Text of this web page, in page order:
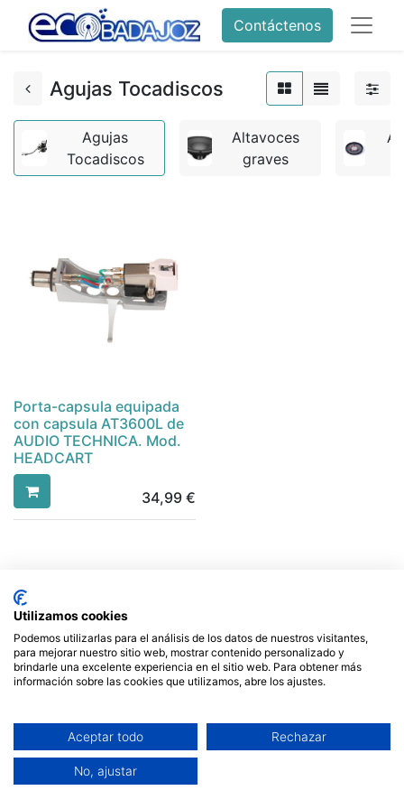
Contáctenos
Agujas Tocadiscos
Agujas
Tocadiscos
Altavoces
graves
Porta-capsula equipada
con capsula AT3600L de
AUDIO TECHNICA. Mod.
HEADCART
34,99€
Enlaces de Interés
Política de Cookies
Política de Privacidad
Condiciones de Envío
Utilizamos cookies
Podemos utilizarlas para el análisis de los datos de nuestros visitantes,
para mejorar nuestro sitio web, mostrar contenido personalizado y
brindarle una excelente experiencia en el sitio web. Para obtener más
información sobre las cookies que utilizamos, abre los ajustes.
Aceptar todo Rechazar
No, ajustar